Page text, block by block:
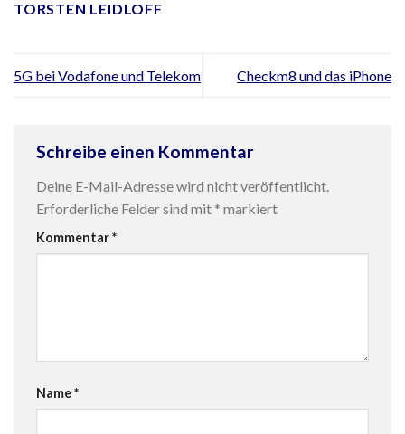
TORSTEN LEIDLOFF
5G bei Vodafone und Telekom Checkm8 und das iPhone
Schreibe einen Kommentar
Deine E-Mail-Adresse wird nicht veröffentlicht.
Erforderliche Felder sind mit * markiert
Kommentar*
Name*